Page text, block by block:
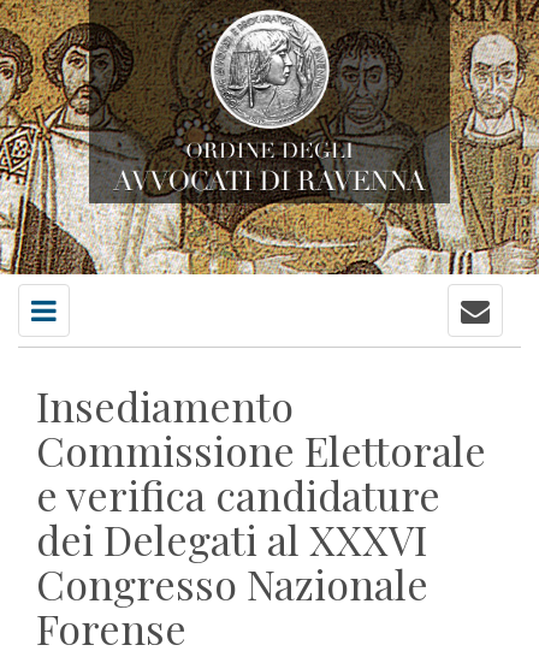
Menu
principale
Contatti
Insediamento
Commissione Elettorale
e verifica candidature
dei Delegati al XXXVI
Congresso Nazionale
Forense